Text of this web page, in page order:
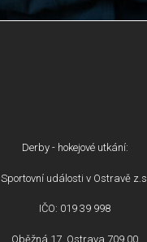
Derby - hokejové utkání:
Sportovní události v Ostravě z.s.
IČO: 019 39 998
Oběžná 17, Ostrava 709 00